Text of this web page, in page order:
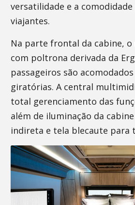
versatilidade e a comodidade
viajantes.
Na parte frontal da cabine,
com poltrona derivada da
passageiros são
giratórias. A central
total gerenciamento das
além de iluminação da
indireta e tela blecaute para